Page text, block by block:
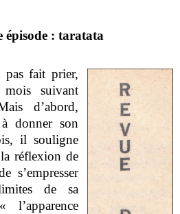
épisode : taratata
pas fait prier,
suivant
d’abord,
donner son
il souligne
réflexion de
s’empresser
de sa